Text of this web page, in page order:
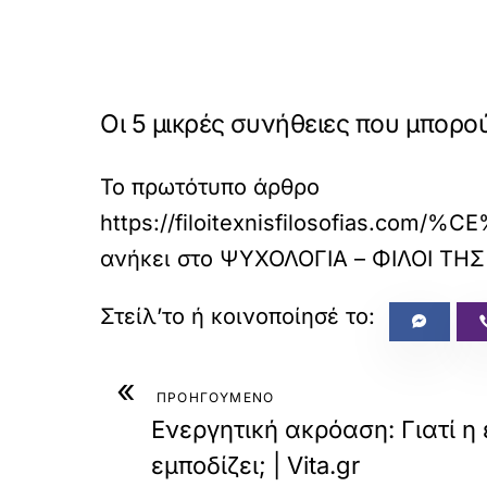
Οι 5 μικρές συνήθειες που
Το πρωτότυπο άρθρο
https://filoitexnisfilosofias.com/
ανήκει στο ΨΥΧΟΛΟΓΙΑ – ΦΙΛΟΙ
« ΠΡΟΗΓΟΥΜΕΝΟ
Ενεργητική ακρόαση: Γιατί
εμποδίζει; | Vita.gr